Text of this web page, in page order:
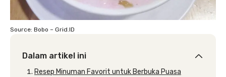
Source: Bobo – Grid.ID
Dalam artikel ini
Resep Minuman Favorit untuk Berbuka Puasa